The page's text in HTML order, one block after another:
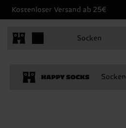
Kostenloser Versand ab 25€
Socken
Socken